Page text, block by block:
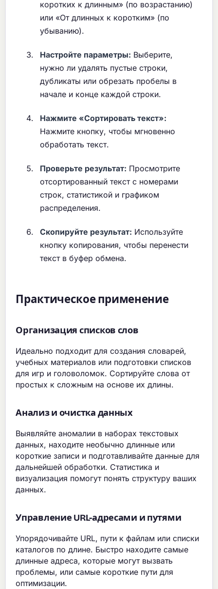
коротких к длинным» (по возрастанию)
или «От длинных к коротким» (по
убыванию).
Настройте параметры: Выберите,
нужно ли удалять пустые строки,
дубликаты или обрезать пробелы в
начале и конце каждой строки.
Нажмите «Сортировать текст»:
Нажмите кнопку, чтобы мгновенно
обработать текст.
Проверьте результат: Просмотрите
отсортированный текст с номерами
строк, статистикой и графиком
распределения.
Скопируйте результат: Используйте
кнопку копирования, чтобы перенести
текст в буфер обмена.
Практическое применение
Организация списков слов
Идеально подходит для создания словарей,
учебных материалов или подготовки списков
для игр и головоломок. Сортируйте слова от
простых к сложным на основе их длины.
Анализ и очистка данных
Выявляйте аномалии в наборах текстовых
данных, находите необычно длинные или
короткие записи и подготавливайте данные для
дальнейшей обработки. Статистика и
визуализация помогут понять структуру ваших
данных.
Управление URL-адресами и путями
Упорядочивайте URL, пути к файлам или списки
каталогов по длине. Быстро находите самые
длинные адреса, которые могут вызвать
проблемы, или самые короткие пути для
оптимизации.